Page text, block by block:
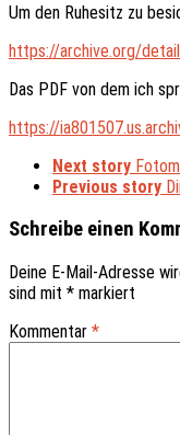
Um den Ruhesitz zu
https://archive.org/
Das PDF von dem ich
https://
Next story
Previous story
Schreibe einen
Deine E-Mail-Adresse
sind mit * markiert
Kommentar *